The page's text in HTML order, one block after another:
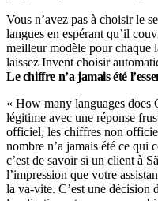
Vous n’avez pas à choisir le
langues en espérant qu’il
meilleur modèle pour chaque
laissez Invent choisir
Le chiffre n’a jamais été
« How many languages does
légitime avec une réponse
officiel, les chiffres non
nombre n’a jamais été ce qui
c’est de savoir si un client à
l’impression que votre
la va-vite. C’est une décision